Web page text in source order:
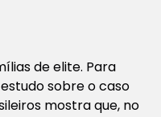
de elite. Para
sobre o caso
mostra que, no